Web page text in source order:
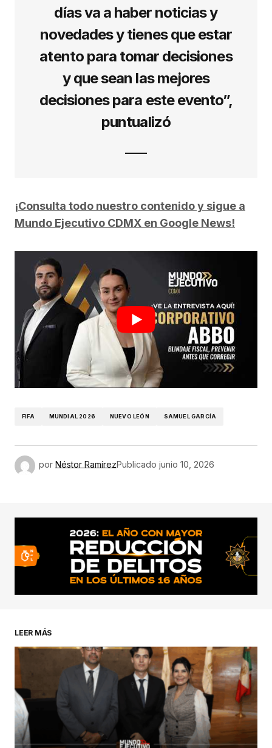
días va a haber noticias y
novedades y tienes que estar
atento para tomar decisiones
y que sean las mejores
decisiones para este evento”,
puntualizó
¡Consulta todo nuestro contenido y sigue a
Mundo Ejecutivo CDMX en Google News!
FIFA MUNDIAL 2026 NUEVO LEÓN SAMUEL GARCÍA
por Néstor RamírezPublicado junio 10, 2026
LEER MÁS